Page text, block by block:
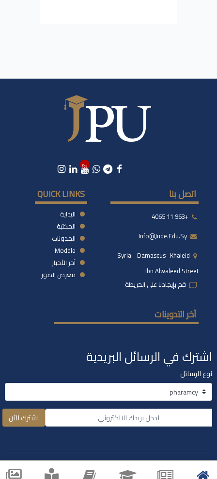
اتصل بنا
+963 11 4065
Syria - Damascus -khaleid
Ibn Alwaleed Street
قم بإيجادنا على الخريطة
QUICK LINKS
البداية
المكتبة
المدونات
Moddle
آخر الأخبار
معرض الصور
آخر التدوينات
اشترك في الرسائل البريدية
نوع الرسائل
اشترك الآن